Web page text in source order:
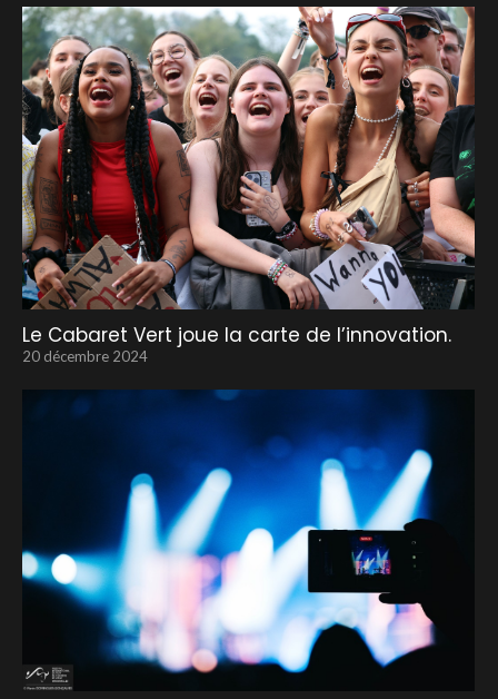
Le Cabaret Vert joue la carte de l’innovation.
20 décembre 2024